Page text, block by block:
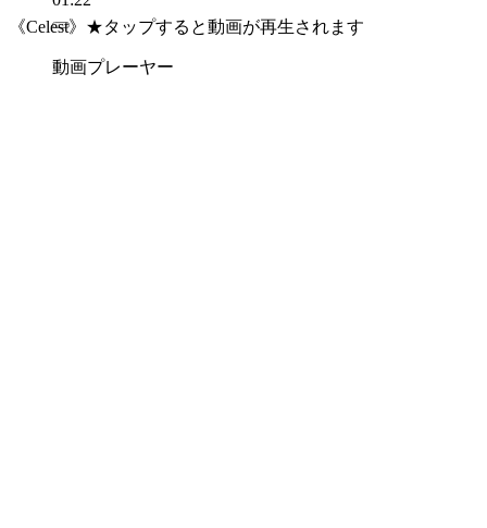
《Celest》★タップすると動画が再生されます
動画プレーヤー